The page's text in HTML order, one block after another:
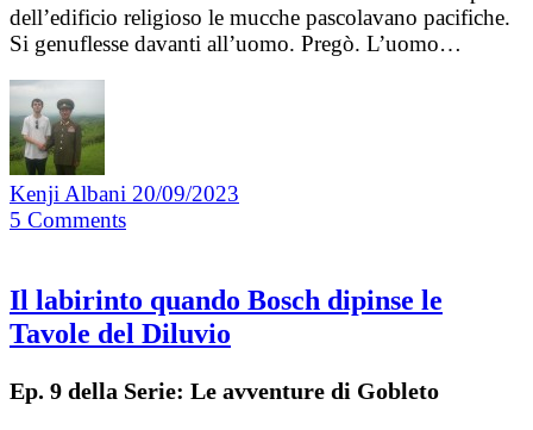
dell’edificio religioso le mucche pascolavano pacifiche.
Si genuflesse davanti all’uomo. Pregò. L’uomo…
Kenji Albani 20/09/2023
5 Comments
Il labirinto quando Bosch dipinse le
Tavole del Diluvio
Ep. 9 della Serie: Le avventure di Gobleto